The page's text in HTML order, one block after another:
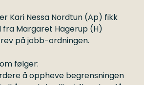
Kari Nessa Nordtun (Ap) fikk
Margaret Hagerup (H)
på jobb-ordningen.
følger:
å oppheve begrensningen